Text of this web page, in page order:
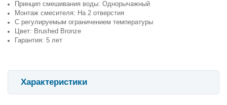
Принцип смешивания воды: Однорычажный
Монтаж смесителя: На 2 отверстия
С регулируемым ограничением температуры
Цвет: Brushed Bronze
Гарантия: 5 лет
Характеристики